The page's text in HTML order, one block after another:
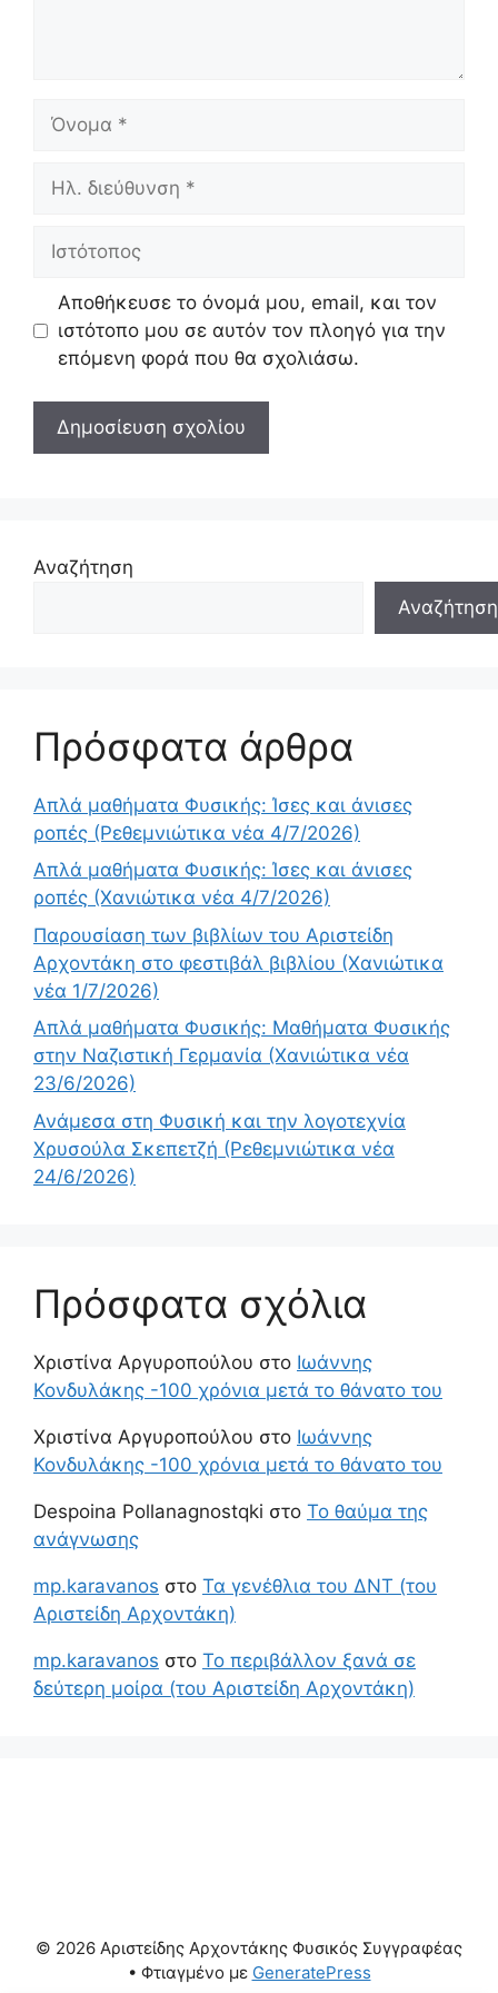
Όνομα
Ηλ.
Ιστότοπος
Αποθήκευσε το όνομά μου, email, και τον
ιστότοπο μου σε αυτόν τον πλοηγό για την
επόμενη φορά που θα σχολιάσω.
Αναζήτηση
Αναζήτηση
Πρόσφατα άρθρα
Απλά μαθήματα Φυσικής: Ίσες και άνισες
ροπές (Ρεθεμνιώτικα νέα 4/7/2026)
Απλά μαθήματα Φυσικής: Ίσες και άνισες
ροπές (Χανιώτικα νέα 4/7/2026)
Παρουσίαση των βιβλίων του Αριστείδη
Αρχοντάκη στο φεστιβάλ βιβλίου (Χανιώτικα
νέα 1/7/2026)
Απλά μαθήματα Φυσικής: Μαθήματα Φυσικής
στην Ναζιστική Γερμανία (Χανιώτικα νέα
23/6/2026)
Ανάμεσα στη Φυσική και την λογοτεχνία
Χρυσούλα Σκεπετζή (Ρεθεμνιώτικα νέα
24/6/2026)
Πρόσφατα σχόλια
Χριστίνα Αργυροπούλου στο Ιωάννης
Κονδυλάκης -100 χρόνια μετά το θάνατο του
Χριστίνα Αργυροπούλου στο Ιωάννης
Κονδυλάκης -100 χρόνια μετά το θάνατο του
Despoina Pollanagnostqki στο Το θαύμα της
ανάγνωσης
mp.karavanos στο Τα γενέθλια του ΔΝΤ (του
Αριστείδη Αρχοντάκη)
mp.karavanos στο Το περιβάλλον ξανά σε
δεύτερη μοίρα (του Αριστείδη Αρχοντάκη)
© 2026 Αριστείδης Αρχοντάκης Φυσικός Συγγραφέας
• Φτιαγμένο με GeneratePress